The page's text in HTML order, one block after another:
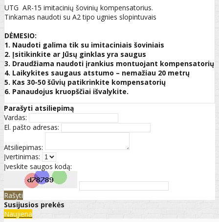
UTG AR-15 imitacinių šovinių kompensatorius.
Tinkamas naudoti su A2 tipo ugnies slopintuvais
DĖMESIO:
1. Naudoti galima tik su imitaciniais šoviniais
2. Įsitikinkite ar Jūsų ginklas yra saugus
3. Draudžiama naudoti įrankius montuojant kompensatorių
4. Laikykites saugaus atstumo – nemažiau 20 metrų
5. Kas 30-50 šūvių patikrinkite kompensatorių
6. Panaudojus kruopščiai išvalykite.
Parašyti atsiliepimą
Vardas:
El. pašto adresas:
Atsiliepimas:
Įvertinimas:
Įveskite saugos kodą:
Rašyti
Susijusios prekės
Naujiena